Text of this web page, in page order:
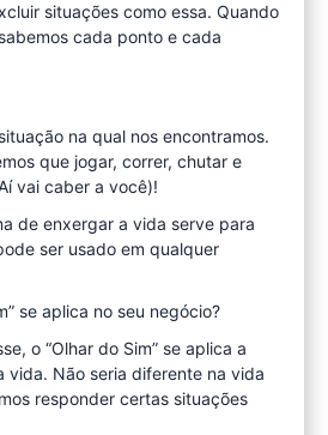
situações como essa. Quando
cada ponto e cada
na qual nos encontramos.
que jogar, correr, chutar e
vai caber a você)!
de enxergar a vida serve para
ser usado em qualquer
se aplica no seu negócio?
o “Olhar do Sim” se aplica a
vida. Não seria diferente na vida
responder certas situações